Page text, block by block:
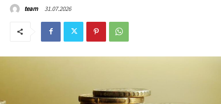
team 31.07.2026